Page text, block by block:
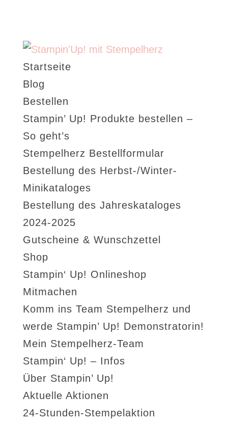
Startseite
Blog
Bestellen
Stampin’ Up! Produkte bestellen –
So geht’s
Stempelherz Bestellformular
Bestellung des Herbst-/Winter-
Minikataloges
Bestellung des Jahreskataloges
2024-2025
Gutscheine & Wunschzettel
Shop
Stampin‘ Up! Onlineshop
Mitmachen
Komm ins Team Stempelherz und
werde Stampin’ Up! Demonstratorin!
Mein Stempelherz-Team
Stampin‘ Up! – Infos
Über Stampin’ Up!
Aktuelle Aktionen
24-Stunden-Stempelaktion